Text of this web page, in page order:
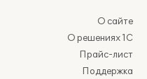
О сайте
О решениях 1С
Прайс-лист
Поддержка